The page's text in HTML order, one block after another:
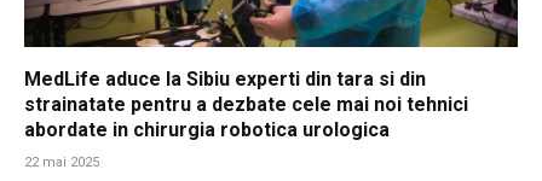
MedLife aduce la Sibiu experti din tara si din
strainatate pentru a dezbate cele mai noi tehnici
abordate in chirurgia robotica urologica
22 mai 2025